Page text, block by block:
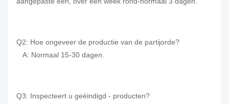
Q2: Hoe ongeveer de productie van de partijorde?
A: Normaal 15-30 dagen.
Q3: Inspecteert u geëindigd - producten?